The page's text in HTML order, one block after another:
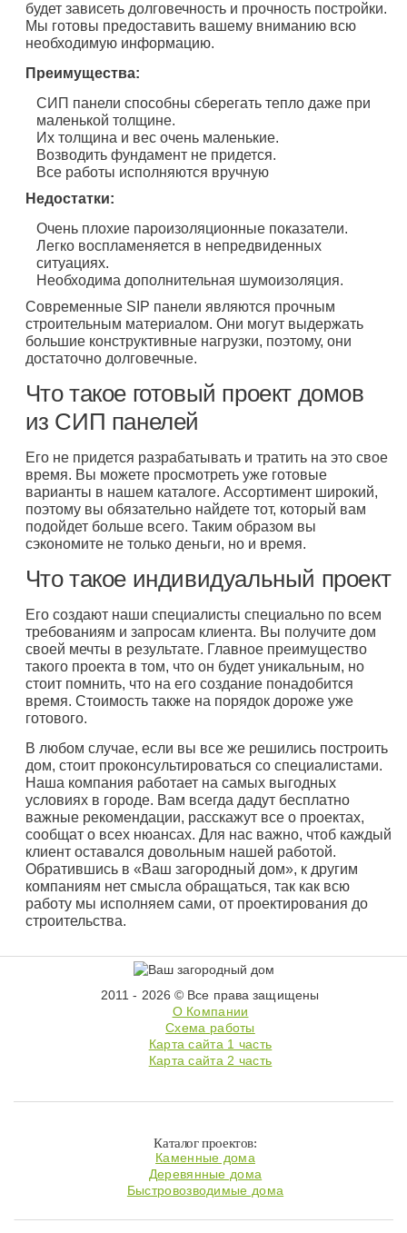
будет зависеть долговечность и прочность постройки.
Мы готовы предоставить вашему вниманию всю
необходимую информацию.
Преимущества:
СИП панели способны сберегать тепло даже при
маленькой толщине.
Их толщина и вес очень маленькие.
Возводить фундамент не придется.
Все работы исполняются вручную
Недостатки:
Очень плохие пароизоляционные показатели.
Легко воспламеняется в непредвиденных
ситуациях.
Необходима дополнительная шумоизоляция.
Современные SIP панели являются прочным
строительным материалом. Они могут выдержать
большие конструктивные нагрузки, поэтому, они
достаточно долговечные.
Что такое готовый проект домов
из СИП панелей
Его не придется разрабатывать и тратить на это свое
время. Вы можете просмотреть уже готовые
варианты в нашем каталоге. Ассортимент широкий,
поэтому вы обязательно найдете тот, который вам
подойдет больше всего. Таким образом вы
сэкономите не только деньги, но и время.
Что такое индивидуальный проект
Его создают наши специалисты специально по всем
требованиям и запросам клиента. Вы получите дом
своей мечты в результате. Главное преимущество
такого проекта в том, что он будет уникальным, но
стоит помнить, что на его создание понадобится
время. Стоимость также на порядок дороже уже
готового.
В любом случае, если вы все же решились построить
дом, стоит проконсультироваться со специалистами.
Наша компания работает на самых выгодных
условиях в городе. Вам всегда дадут бесплатно
важные рекомендации, расскажут все о проектах,
сообщат о всех нюансах. Для нас важно, чтоб каждый
клиент оставался довольным нашей работой.
Обратившись в «Ваш загородный дом», к другим
компаниям нет смысла обращаться, так как всю
работу мы исполняем сами, от проектирования до
строительства.
2011 - 2026 © Все права защищены
О Компании
Схема работы
Карта сайта 1 часть
Карта сайта 2 часть
Каталог проектов:
Каменные дома
Деревянные дома
Быстровозводимые дома